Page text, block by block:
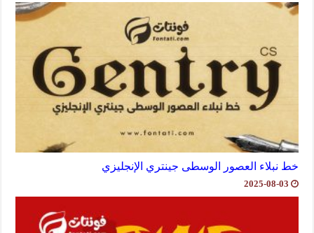
خط نبلاء العصور الوسطى جينتري الإنجليزي
2025-08-03